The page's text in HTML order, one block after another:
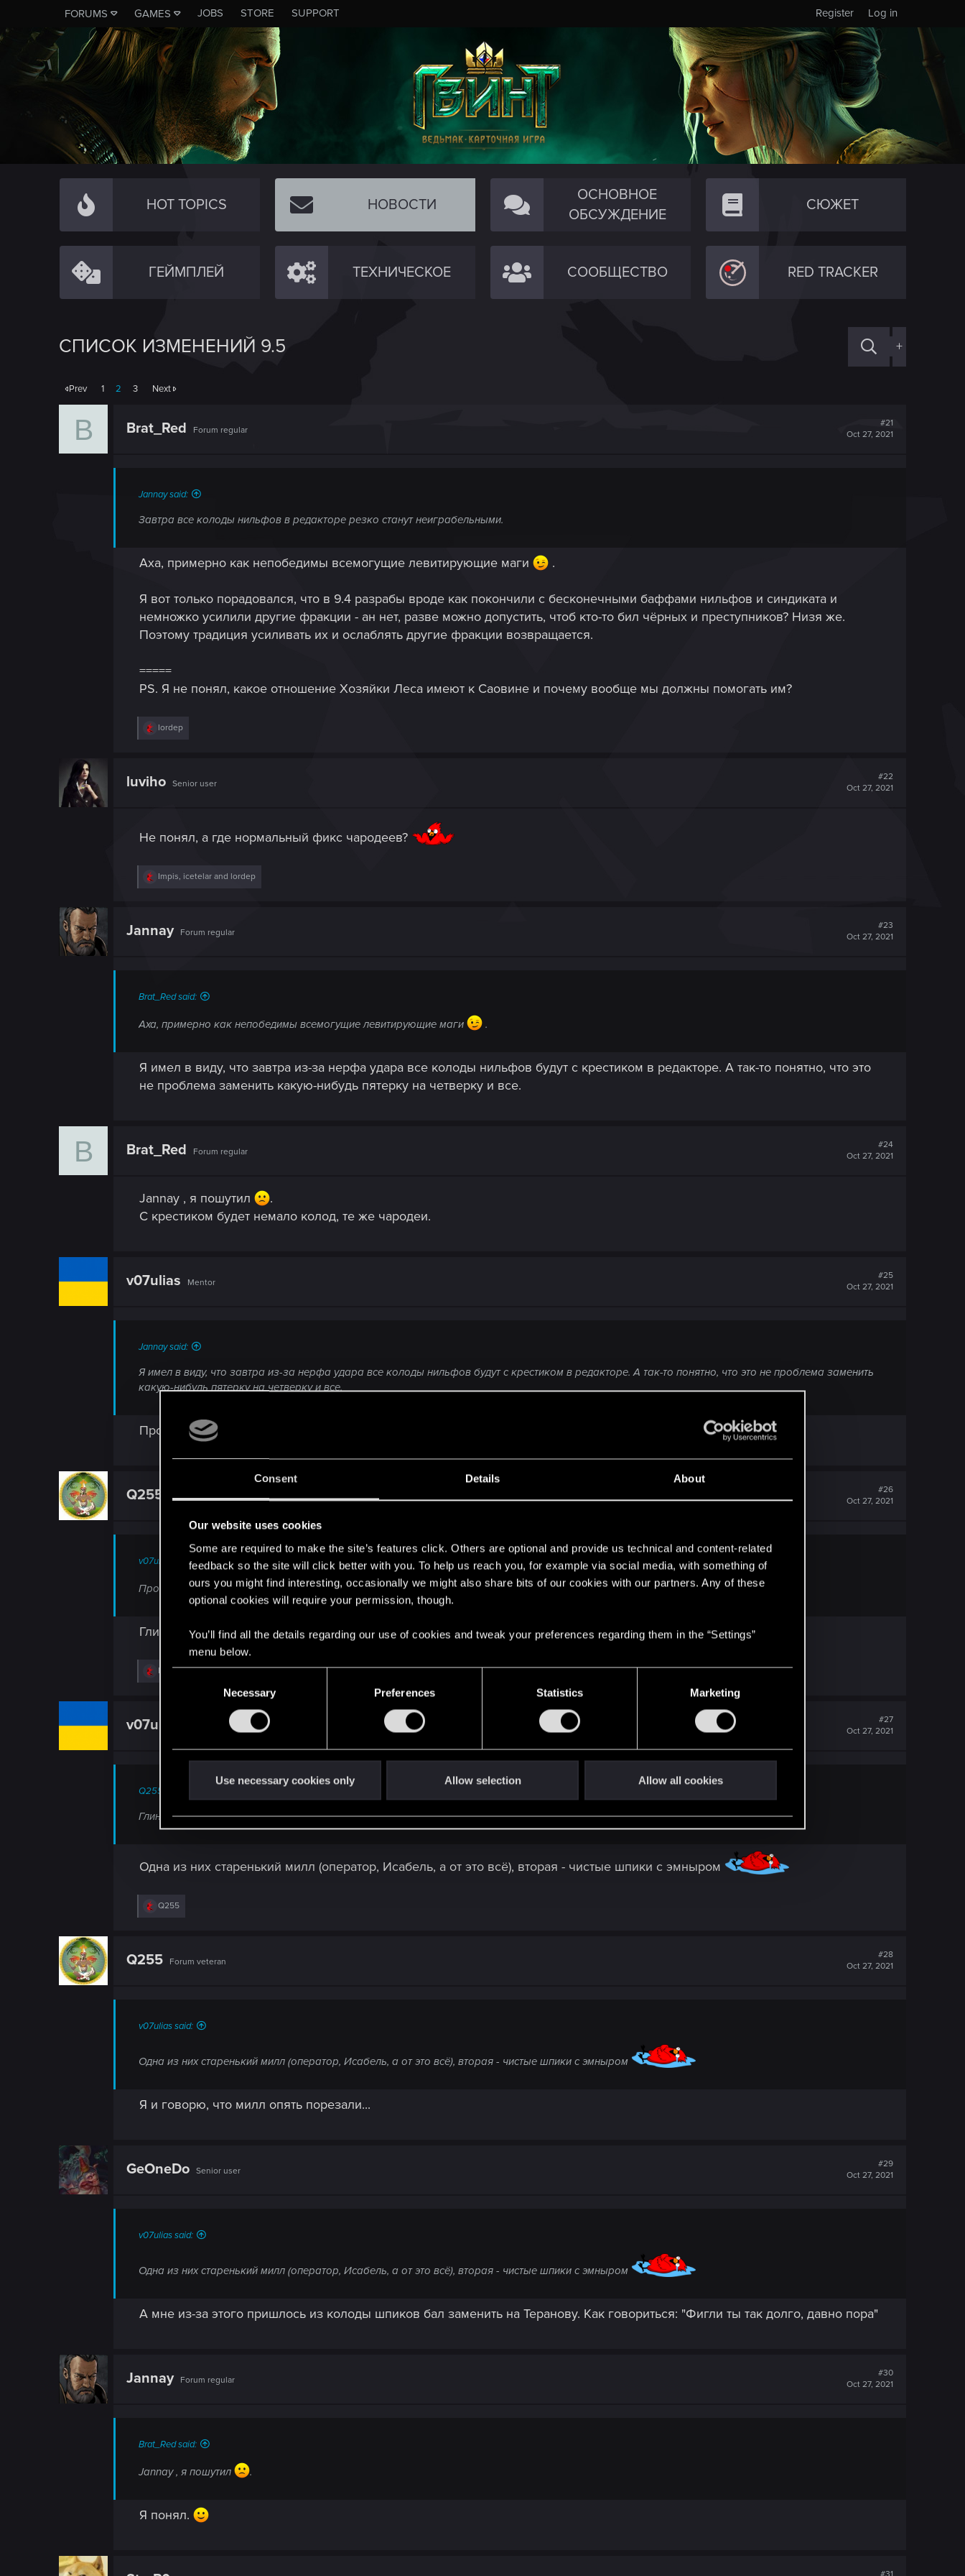
Consent Details About
Our website uses cookies
Some are required to make the site’s features click. Others are optional and provide us technical and content-related
feedback so the site will click better with you. To help us reach you, for example via social media, with something of
ours you might find interesting, occasionally we might also share bits of our cookies with our partners. Any of these
optional cookies will require your permission, though.
You’ll find all the details regarding our use of cookies and tweak your preferences regarding them in the “Settings”
menu below.
e
l
c
i
Necessary Preferences Statistics Marketing
Use necessary cookies only Allow selection Allow all cookies
FORUMS GAMES JOBS STORE SUPPORT Log in
Register
HOT TOPICS НОВОСТИ
ОСНОВНОЕ
ОБСУЖДЕНИЕ
СЮЖЕТ
ГЕЙМПЛЕЙ ТЕХНИЧЕСКОЕ СООБЩЕСТВО RED TRACKER
СПИСОК ИЗМЕНЕНИЙ 9.5 +
Prev 1 2 3 Next
B Brat_Red Forum regular
#21
Oct 27, 2021
Jannay said:
Завтра все колоды нильфов в редакторе резко станут неиграбельными.
Аха, примерно как непобедимы всемогущие левитирующие маги .
Я вот только порадовался, что в 9.4 разрабы вроде как покончили с бесконечными баффами нильфов и синдиката и
немножко усилили другие фракции - ан нет, разве можно допустить, чтоб кто-то бил чёрных и преступников? Низя же.
Поэтому традиция усиливать их и ослаблять другие фракции возвращается.
=====
PS. Я не понял, какое отношение Хозяйки Леса имеют к Саовине и почему вообще мы должны помогать им?
R
i
lordep
luviho Senior user
#22
Oct 27, 2021
Не понял, а где нормальный фикс чародеев?
R
i
Impis, icetelar and lordep
Jannay Forum regular
#23
Oct 27, 2021
Brat_Red said:
Аха, примерно как непобедимы всемогущие левитирующие маги .
Я имел в виду, что завтра из-за нерфа удара все колоды нильфов будут с крестиком в редакторе. А так-то понятно, что это
не проблема заменить какую-нибудь пятерку на четверку и все.
B Brat_Red Forum regular
#24
Oct 27, 2021
Jannay , я пошутил
.
С крестиком будет немало колод, те же чародеи.
v07ulias Mentor
#25
Oct 27, 2021
Jannay said:
Я имел в виду, что завтра из-за нерфа удара все колоды нильфов будут с крестиком в редакторе. А так-то понятно, что это не проблема заменить
какую-нибудь пятерку на четверку и все.
Проверил - у меня 2 из 7 станут с крестиком
Q255 Forum veteran
#26
Oct 27, 2021
v07ulias said:
Проверил - у меня 2 из 7 станут с крестиком
Глиномес!
R
i
Impisandlordep
v07ulias
#27
Oct 27, 2021
Q255 said:
Глиномес!
Одна из них старенький милл (оператор, Исабель, а от это всё), вторая - чистые шпики с эмныром
R
i
Q255
Q255 Forum veteran
#28
Oct 27, 2021
v07ulias said:
Одна из них старенький милл (оператор, Исабель, а от это всё), вторая - чистые шпики с эмныром
Я и говорю, что милл опять порезали...
GeOneDo Senior user
#29
Oct 27, 2021
v07ulias said:
Одна из них старенький милл (оператор, Исабель, а от это всё), вторая - чистые шпики с эмныром
А мне из-за этого пришлось из колоды шпиков бал заменить на Теранову. Как говориться: "Фигли ты так долго, давно пора"
Jannay Forum regular
#30
Oct 27, 2021
Brat_Red said:
Jannay , я пошутил .
Я понял.